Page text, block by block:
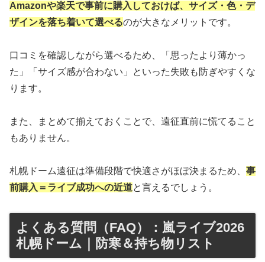
Amazonや楽天で事前に購入しておけば、サイズ・色・デ
ザインを落ち着いて選べるのが大きなメリットです。
口コミを確認しながら選べるため、「思ったより薄かっ
た」「サイズ感が合わない」といった失敗も防ぎやすくな
ります。
また、まとめて揃えておくことで、遠征直前に慌てること
もありません。
札幌ドーム遠征は準備段階で快適さがほぼ決まるため、 事
前購入＝ライブ成功への近道と言えるでしょう。
よくある質問（FAQ）：嵐ライブ2026
札幌ドーム｜防寒＆持ち物リスト